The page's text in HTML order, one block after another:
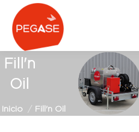
Fill'n
Oil
Estás aquí:
Inicio Fill'n Oil